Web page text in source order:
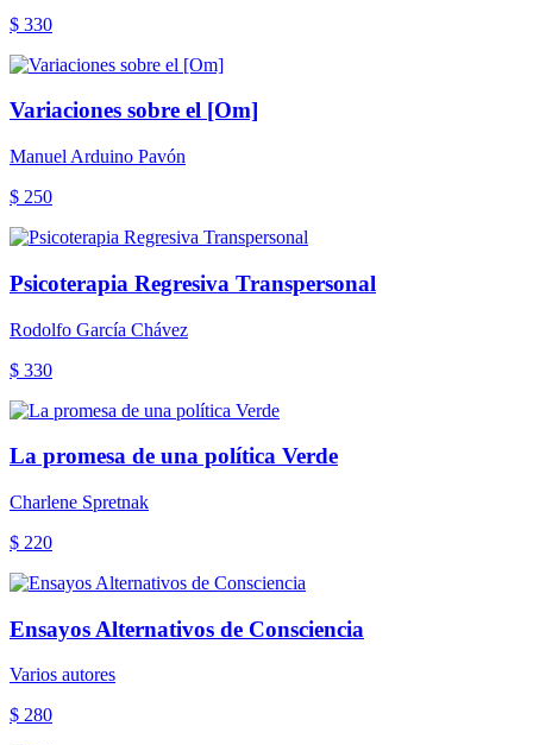
$ 330
Variaciones sobre el [Om]
Manuel Arduino Pavón
$ 250
Psicoterapia Regresiva Transpersonal
Rodolfo García Chávez
$ 330
La promesa de una política Verde
Charlene Spretnak
$ 220
Ensayos Alternativos de Consciencia
Varios autores
$ 280